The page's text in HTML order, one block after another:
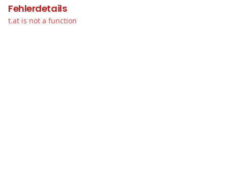
Fehlerdetails
t.at is not a function